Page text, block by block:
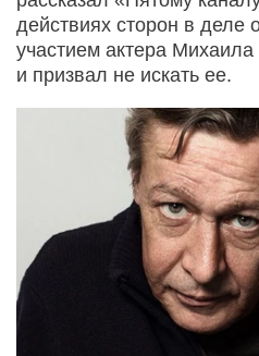
действиях сторон в деле
участием актера
и призвал не искать ее.